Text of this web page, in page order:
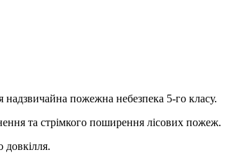
надзвичайна пожежна небезпека 5-го класу.
та стрімкого поширення лісових пожеж.
довкілля.